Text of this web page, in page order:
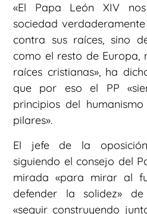
«El Papa León XIV
sociedad
contra sus raíces, sino
como el resto de Europa,
raíces cristianas», ha
que por eso el PP
principios del
pilares».
El jefe de la
siguiendo el consejo del
mirada «para mirar al
defender la solidez»
«seguir construyendo